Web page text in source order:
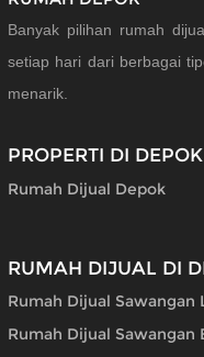
Banyak pilihan rumah
setiap hari dari berbagai
menarik.
PROPERTI DI
Rumah Dijual Depok
RUMAH DIJUAL DI
Rumah Dijual Sawangan
Rumah Dijual Sawangan